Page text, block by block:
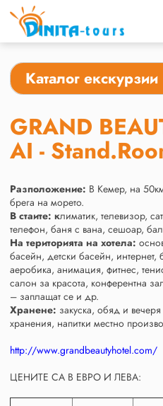
Каталог екскурзии
GRAND
AI -
Разположение: В Кемер, на
брега на морето.
В стаите: климатик, телевизор,
телефон, баня с вана, сешоар,
На територията на хотела:
басейн, детски басейн,
аеробика, анимация, фитнес,
салон за красота, конферентна
– заплащат се и др.
Хранене: закуска, обяд и
хранения, напитки местно
http://www.grandbeautyhotel.com/
ЦЕНИТЕ СА В ЕВРО И ЛЕВА: